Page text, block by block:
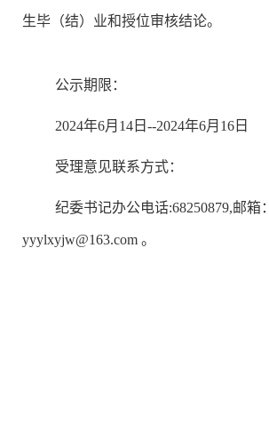
生毕（结）业和授位审核结论。
公示期限：
2024年6月14日--2024年6月16日
受理意见联系方式：
纪委书记办公电话:68250879,邮箱：
yyylxyjw@163.com 。